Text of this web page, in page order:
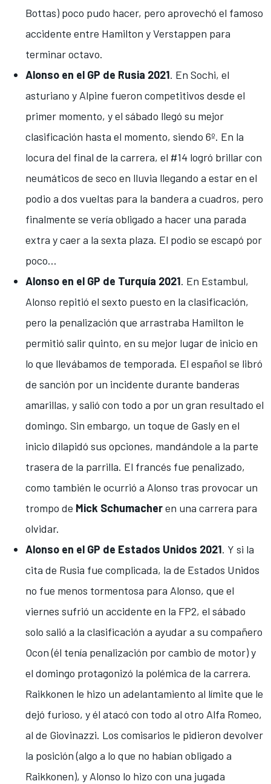
Bottas) poco pudo hacer, pero aprovechó el famoso
accidente entre Hamilton y Verstappen para
terminar octavo.
Alonso en el GP de Rusia 2021. En Sochi, el
asturiano y Alpine fueron competitivos desde el
primer momento, y el sábado llegó su mejor
clasificación hasta el momento, siendo 6º. En la
locura del final de la carrera, el #14 logró brillar con
neumáticos de seco en lluvia llegando a estar en el
podio a dos vueltas para la bandera a cuadros, pero
finalmente se vería obligado a hacer una parada
extra y caer a la sexta plaza. El podio se escapó por
poco...
Alonso en el GP de Turquía 2021. En Estambul,
Alonso repitió el sexto puesto en la clasificación,
pero la penalización que arrastraba Hamilton le
permitió salir quinto, en su mejor lugar de inicio en
lo que llevábamos de temporada. El español se libró
de sanción por un incidente durante banderas
amarillas, y salió con todo a por un gran resultado el
domingo. Sin embargo, un toque de Gasly en el
inicio dilapidó sus opciones, mandándole a la parte
trasera de la parrilla. El francés fue penalizado,
como también le ocurrió a Alonso tras provocar un
trompo de Mick Schumacheren una carrera para
olvidar.
Alonso en el GP de Estados Unidos 2021. Y si la
cita de Rusia fue complicada, la de Estados Unidos
no fue menos tormentosa para Alonso, que el
viernes sufrió un accidente en la FP2, el sábado
solo salió a la clasificación a ayudar a su compañero
Ocon(él tenía penalización por cambio de motor) y
el domingo protagonizó la polémica de la carrera.
Raikkonen le hizo un adelantamiento al límite que le
dejó furioso, y él atacó con todo al otro Alfa Romeo,
al de Giovinazzi. Los comisarios le pidieron devolver
la posición (algo a lo que no habían obligado a
Raikkonen), y Alonso lo hizo con una jugada